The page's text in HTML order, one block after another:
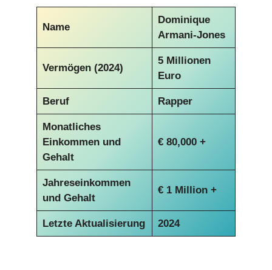
Name
Dominique
Armani-Jones
Vermögen (2024)
5 Millionen
Euro
Beruf Rapper
Monatliches
Einkommen und
Gehalt
€80,000 +
Jahreseinkommen
und Gehalt
€1 Million +
Letzte Aktualisierung 2024